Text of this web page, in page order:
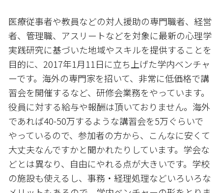
医療従事者や教員などの対人援助の専門職者、経営
者、管理職、アスリートなどを対象に最新の心理学
実践研究に基づいた地域やスキルを提供することを
目的に、2017年1月11日に立ち上げた学内ベンチャ
ーです。海外の専門家を招いて、非常に低価格で講
習会を開催するなど、研修会業務をやっています。
役員に対する給与や報酬は頂いておりません。海外
であれば40-50万するような講習会を5万ぐらいで
やっているので、参加者の方から、こんなに安くて
大丈夫なんですかと聞かれたりしています。学会な
どとは異なり、自由にやれる点が大きいです。学校
の施設も使えるし、事務・経理処理などいろいろな